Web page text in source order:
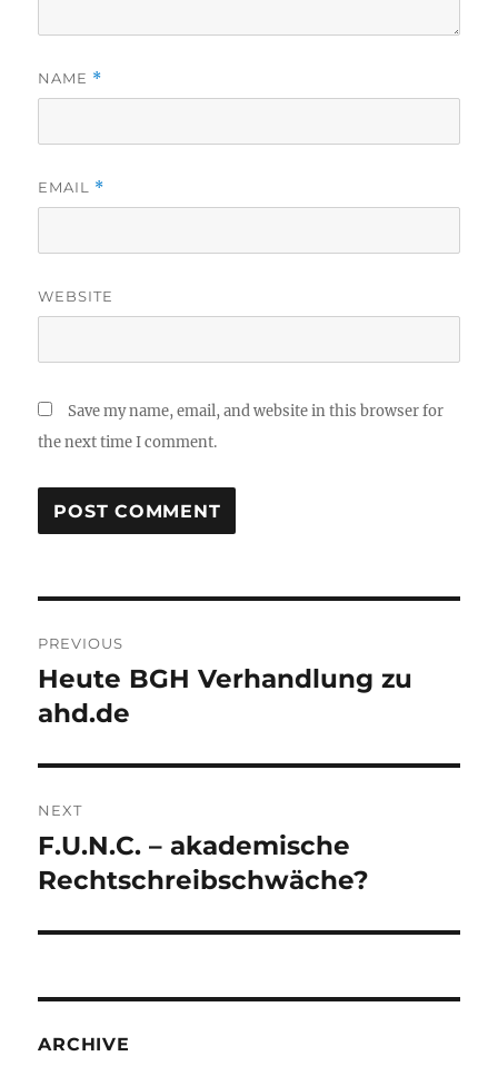
NAME *
EMAIL *
WEBSITE
Save my name, email, and website in this browser for
the next time I comment.
navigation
PREVIOUS
Previous
post:
Heute BGH Verhandlung zu
ahd.de
NEXT
Next
post:
F.U.N.C. – akademische
Rechtschreibschwäche?
ARCHIVE